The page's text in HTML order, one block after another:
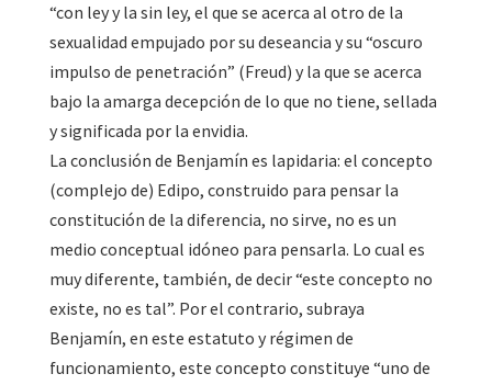
“con ley y la sin ley, el que se acerca al otro de la
sexualidad empujado por su deseancia y su “oscuro
impulso de penetración” (Freud) y la que se acerca
bajo la amarga decepción de lo que no tiene, sellada
y significada por la envidia.
La conclusión de Benjamín es lapidaria: el concepto
(complejo de) Edipo, construido para pensar la
constitución de la diferencia, no sirve, no es un
medio conceptual idóneo para pensarla. Lo cual es
muy diferente, también, de decir “este concepto no
existe, no es tal”. Por el contrario, subraya
Benjamín, en este estatuto y régimen de
funcionamiento, este concepto constituye “uno de